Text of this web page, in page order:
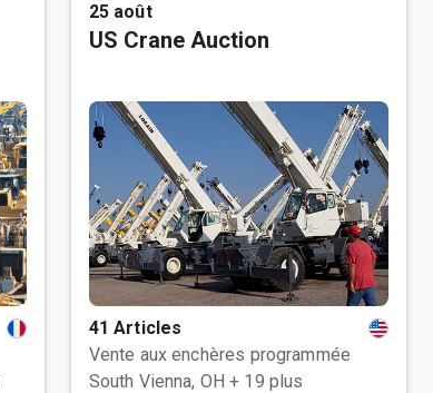
25 août
US Crane Auction
41 Articles
Vente aux enchères programmée
South Vienna, OH + 19 plus